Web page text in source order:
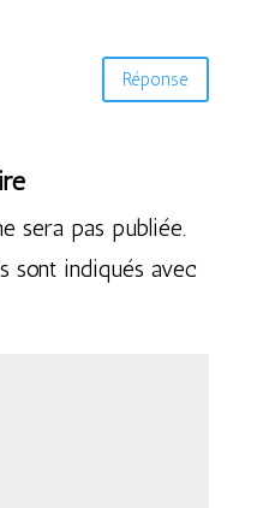
Réponse
sera pas publiée.
sont indiqués avec